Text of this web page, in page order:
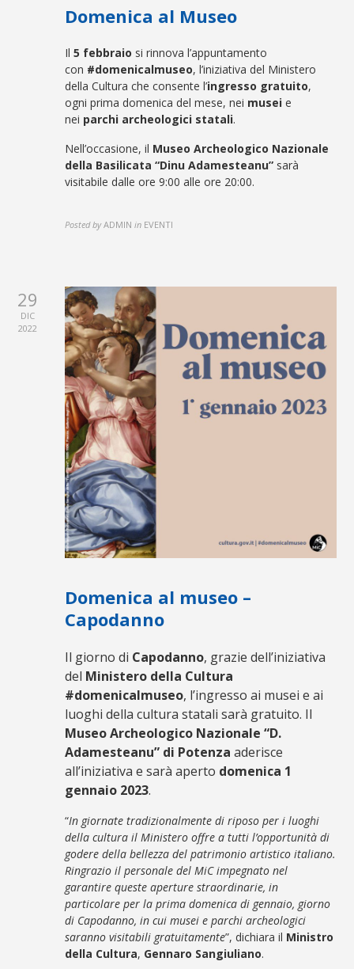
Domenica al Museo
Il5 febbraio si rinnova l’appuntamento
con #domenicalmuseo, l’iniziativa del Ministero
della Cultura che consente l’ingresso gratuito,
ogni prima domenica del mese, nei musei e
nei parchi archeologici statali.
Nell’occasione, il Museo Archeologico Nazionale
della Basilicata “Dinu Adamesteanu” sarà
visitabile dalle ore 9:00 alle ore 20:00.
Posted by ADMIN in EVENTI
29
DIC
2022
Domenica al museo –
Capodanno
Il giorno di Capodanno, grazie dell’iniziativa
del Ministero della Cultura
#domenicalmuseo, l’ingresso ai musei e ai
luoghi della cultura statali sarà gratuito. Il
Museo Archeologico Nazionale “D.
Adamesteanu” di Potenzaaderisce
all’iniziativa e sarà aperto domenica 1
gennaio 2023.
“In giornate tradizionalmente di riposo per i luoghi
della cultura il Ministero offre a tutti l’opportunità di
godere della bellezza del patrimonio artistico italiano.
Ringrazio il personale del MiC impegnato nel
garantire queste aperture straordinarie, in
particolare per la prima domenica di gennaio, giorno
di Capodanno, in cui musei e parchi archeologici
saranno visitabili gratuitamente”, dichiara il Ministro
della Cultura, Gennaro Sangiuliano.